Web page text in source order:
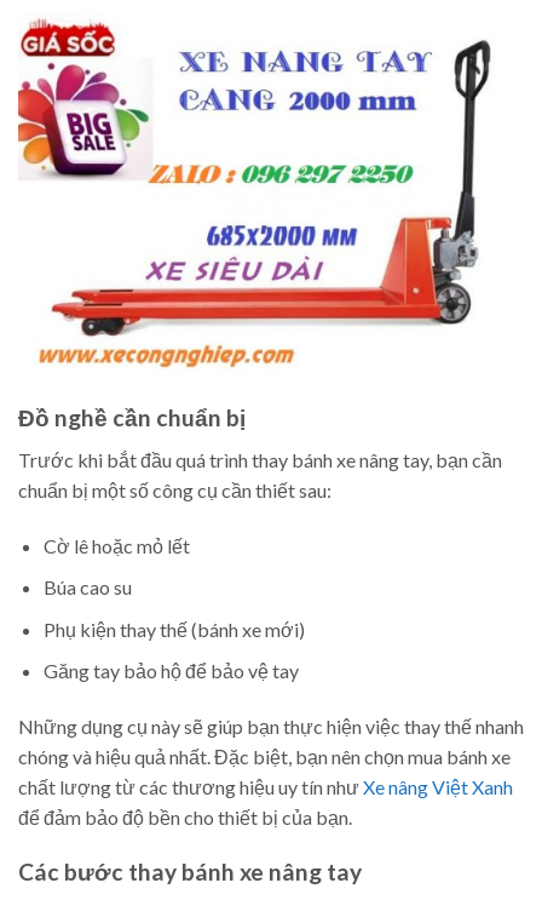
Đồ nghề cần chuẩn bị
Trước khi bắt đầu quá trình thay bánh xe nâng tay, bạn cần
chuẩn bị một số công cụ cần thiết sau:
Cờ lê hoặc mỏ lết
Búa cao su
Phụ kiện thay thế (bánh xe mới)
Găng tay bảo hộ để bảo vệ tay
Những dụng cụ này sẽ giúp bạn thực hiện việc thay thế nhanh
chóng và hiệu quả nhất. Đặc biệt, bạn nên chọn mua bánh xe
chất lượng từ các thương hiệu uy tín nhưXe nâng Việt Xanh
để đảm bảo độ bền cho thiết bị của bạn.
Các bước thay bánh xe nâng tay